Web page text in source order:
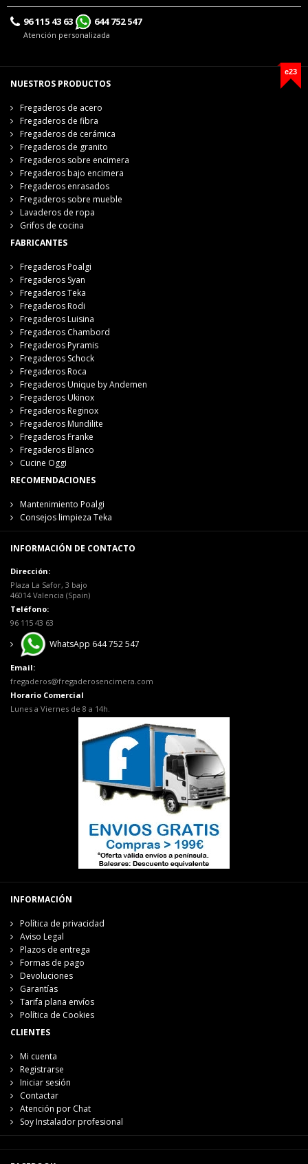
96 115 43 63 644 752 547
Atención personalizada
e23
NUESTROS PRODUCTOS
Fregaderos de acero
Fregaderos de fibra
Fregaderos de cerámica
Fregaderos de granito
Fregaderos sobre encimera
Fregaderos bajo encimera
Fregaderos enrasados
Fregaderos sobre mueble
Lavaderos de ropa
Grifos de cocina
FABRICANTES
Fregaderos Poalgi
Fregaderos Syan
Fregaderos Teka
Fregaderos Rodi
Fregaderos Luisina
Fregaderos Chambord
Fregaderos Pyramis
Fregaderos Schock
Fregaderos Roca
Fregaderos Unique by Andemen
Fregaderos Ukinox
Fregaderos Reginox
Fregaderos Mundilite
Fregaderos Franke
Fregaderos Blanco
Cucine Oggi
RECOMENDACIONES
Mantenimiento Poalgi
Consejos limpieza Teka
INFORMACIÓN DE CONTACTO
Dirección:
Plaza La Safor, 3 bajo
46014 Valencia (Spain)
Teléfono:
96 115 43 63
WhatsApp 644 752 547
Email:
fregaderos@fregaderosencimera.com
Horario Comercial
Lunes a Viernes de 8 a 14h.
INFORMACIÓN
Política de privacidad
Aviso Legal
Plazos de entrega
Formas de pago
Devoluciones
Garantías
Tarifa plana envíos
Política de Cookies
CLIENTES
Mi cuenta
Registrarse
Iniciar sesión
Contactar
Atención por Chat
Soy Instalador profesional